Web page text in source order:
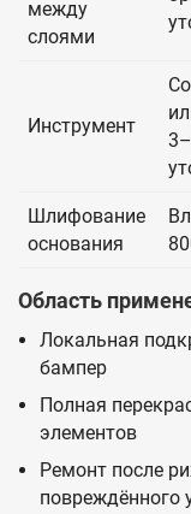
между
слоями
Инструмент
Шлифование
основания
Область
Локальная
бампер
Полная
элементов
Ремонт после
повреждённого